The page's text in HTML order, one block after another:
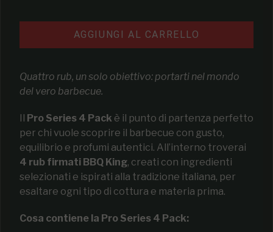
AGGIUNGI AL CARRELLO
Quattro rub, un solo obiettivo: portarti nel mondo
del vero barbecue.
Il Pro Series 4 Pack è il punto di partenza perfetto
per chi vuole scoprire il barbecue con gusto,
equilibrio e profumi autentici. All’interno troverai
4 rub firmati BBQ King, creati con ingredienti
selezionati e ispirati alla tradizione italiana, per
esaltare ogni tipo di cottura e materia prima.
Cosa contiene la Pro Series 4 Pack: